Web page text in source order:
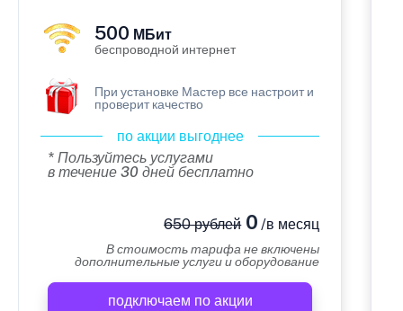
500 МБит
беспроводной интернет
При установке Мастер все настроит и
проверит качество
по акции выгоднее
* Пользуйтесь услугами
в течение 30 дней бесплатно
650 рублей0 /в месяц
В стоимость тарифа не включены
дополнительные услуги и оборудование
подключаем по акции